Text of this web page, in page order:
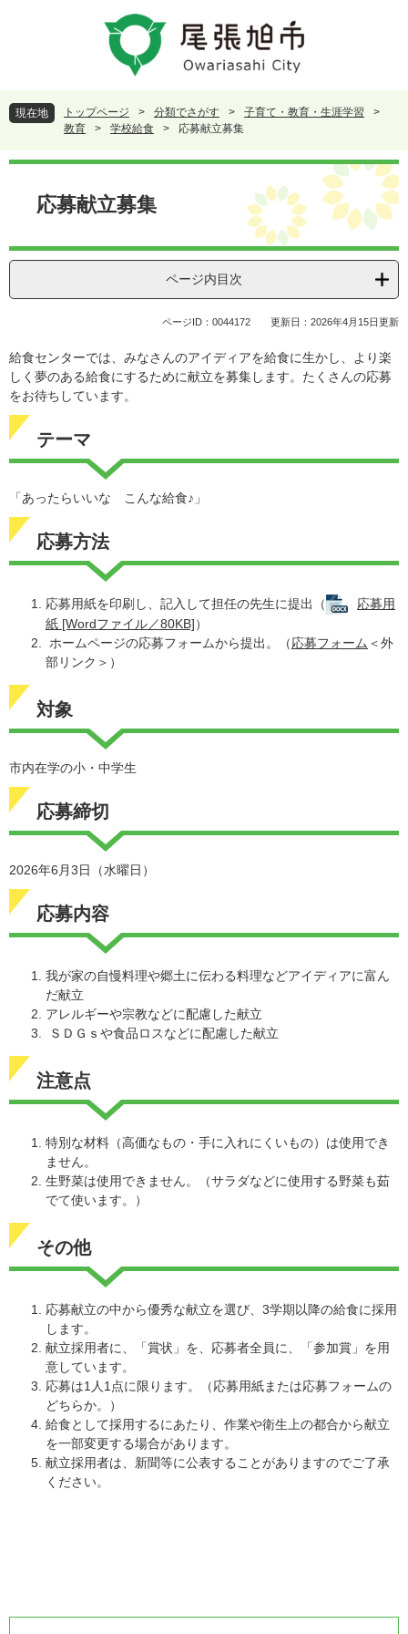
頭
で
。
飛
ば
て
現在地 トップページ > 分類でさがす > 子育て・教育・生涯学習
>
教育
> 学校給食 > 応募献立募集
本
応募献立募集
ページ内目次
ページID：0044172 更新日：2026年4月15日更新
給食センターでは、みなさんのアイディアを給食に生かし、より楽
しく夢のある給食にするために献立を募集します。たくさんの応募
をお待ちしています。
テーマ
「あったらいいな こんな給食♪」
応募方法
応募用紙を印刷し、記入して担任の先生に提出（
応募用
紙 [Wordファイル／80KB]）
ホームページの応募フォームから提出。（応募フォーム ＜外
部リンク＞ ）
対象
市内在学の小・中学生
応募締切
2026年6月3日（水曜日）
応募内容
我が家の自慢料理や郷土に伝わる料理などアイディアに富ん
だ献立
アレルギーや宗教などに配慮した献立
ＳＤＧｓや食品ロスなどに配慮した献立
注意点
特別な材料（高価なもの・手に入れにくいもの）は使用でき
ません。
生野菜は使用できません。（サラダなどに使用する野菜も茹
でて使います。）
その他
応募献立の中から優秀な献立を選び、3学期以降の給食に採用
します。
献立採用者に、「賞状」を、応募者全員に、「参加賞」を用
意しています。
応募は1人1点に限ります。（応募用紙または応募フォームの
どちらか。）
給食として採用するにあたり、作業や衛生上の都合から献立
を一部変更する場合があります。
献立採用者は、新聞等に公表することがありますのでご了承
ください。